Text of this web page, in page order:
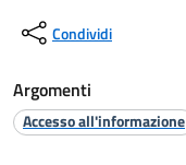
Condividi
Argomenti
Accesso all'informazione